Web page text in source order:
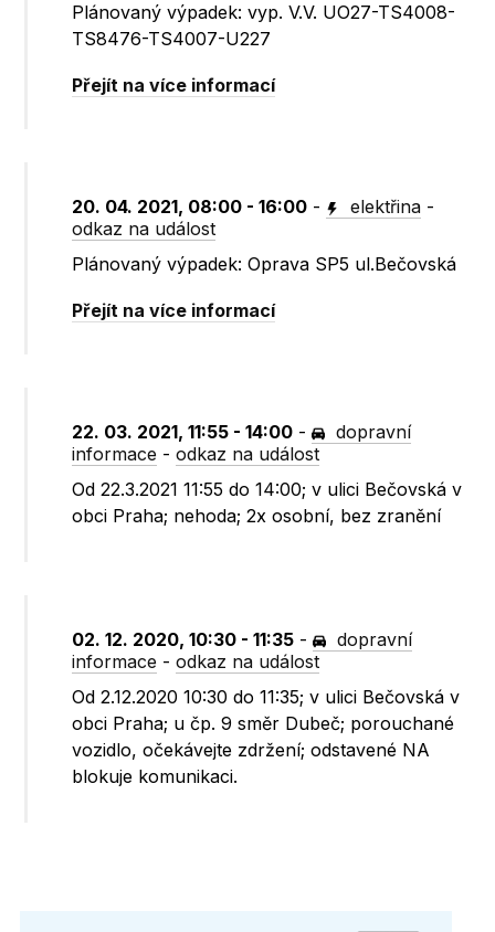
Plánovaný výpadek: vyp. V.V. UO27-TS4008-
TS8476-TS4007-U227
Přejít na více informací
20. 04. 2021, 08:00 - 16:00 - elektřina -
odkaz na událost
Plánovaný výpadek: Oprava SP5 ul.Bečovská
Přejít na více informací
22. 03. 2021, 11:55 - 14:00 -
dopravní
informace -odkaz na událost
Od 22.3.2021 11:55 do 14:00; v ulici Bečovská v
obci Praha; nehoda; 2x osobní, bez zranění
02. 12. 2020, 10:30 - 11:35 -
dopravní
informace -odkaz na událost
Od 2.12.2020 10:30 do 11:35; v ulici Bečovská v
obci Praha; u čp. 9 směr Dubeč; porouchané
vozidlo, očekávejte zdržení; odstavené NA
blokuje komunikaci.